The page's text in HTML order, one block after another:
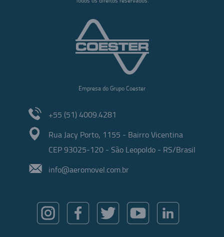
Empresa do Grupo Coester
+55 (51) 4009.4281
Rua Jacy Porto, 1155 - Bairro Vicentina
CEP 93025-120 - São Leopoldo - RS/Brasil
info@aeromovel.com.br